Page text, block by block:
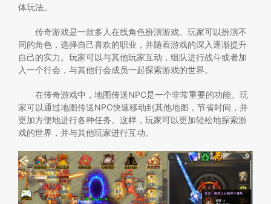
体玩法。
传奇游戏是一款多人在线角色扮演游戏。玩家可以扮演不
同的角色，选择自己喜欢的职业，并随着游戏的深入逐渐提升
自己的实力。玩家可以与其他玩家互动，组队进行战斗或者加
入一个行会，与其他行会成员一起探索游戏的世界。
在传奇游戏中，地图传送NPC是一个非常重要的功能。玩
家可以通过地图传送NPC快速移动到其他地图，节省时间，并
更加方便地进行各种任务。这样，玩家可以更加轻松地探索游
戏的世界，并与其他玩家进行互动。